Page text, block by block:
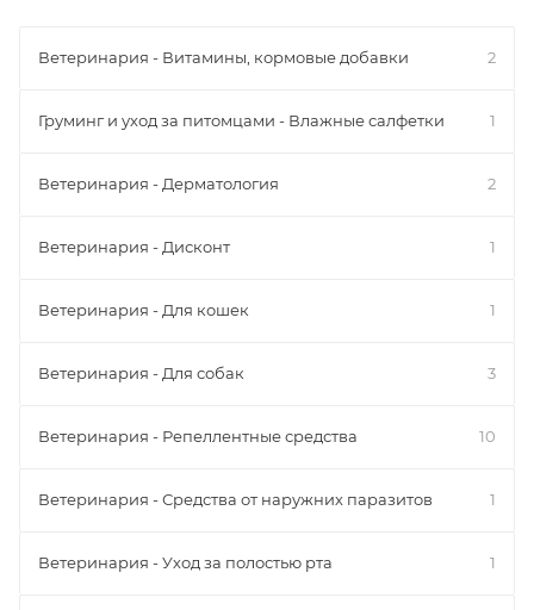
Ветеринария - Витамины, кормовые добавки 2
Груминг и уход за питомцами - Влажные салфетки 1
Ветеринария - Дерматология 2
Ветеринария - Дисконт 1
Ветеринария - Для кошек 1
Ветеринария - Для собак 3
Ветеринария - Репеллентные средства 10
Ветеринария - Средства от наружних паразитов 1
Ветеринария - Уход за полостью рта 1